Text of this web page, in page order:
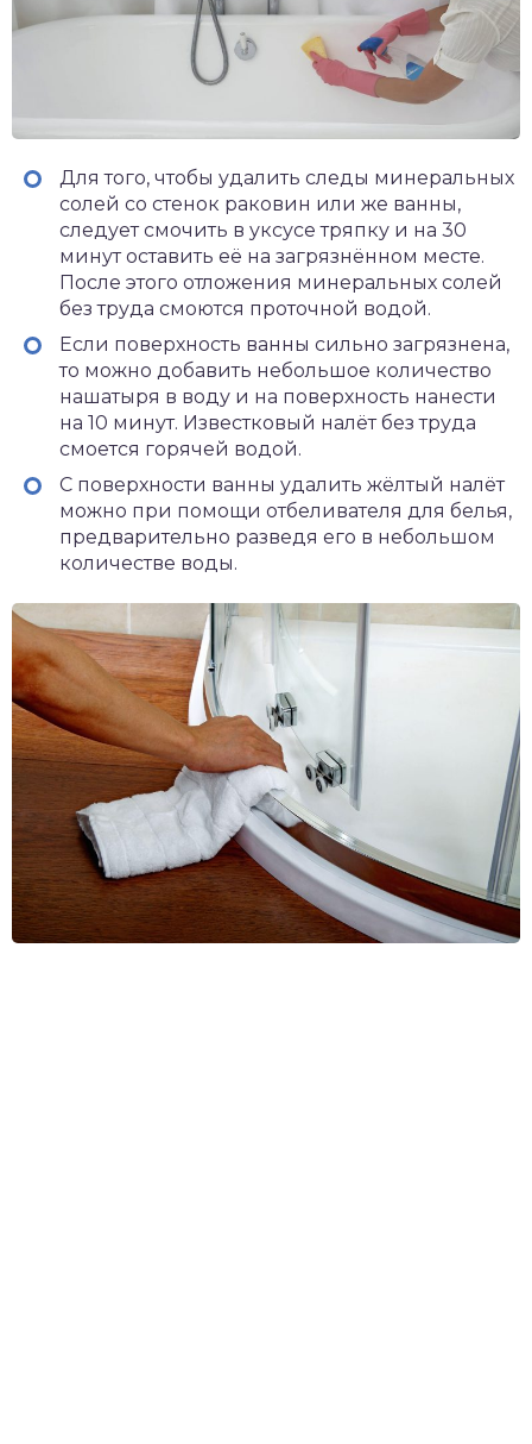
Для того, чтобы удалить следы минеральных
солей со стенок раковин или же ванны,
следует смочить в уксусе тряпку и на 30
минут оставить её на загрязнённом месте.
После этого отложения минеральных солей
без труда смоются проточной водой.
Если поверхность ванны сильно загрязнена,
то можно добавить небольшое количество
нашатыря в воду и на поверхность нанести
на 10 минут. Известковый налёт без труда
смоется горячей водой.
С поверхности ванны удалить жёлтый налёт
можно при помощи отбеливателя для белья,
предварительно разведя его в небольшом
количестве воды.